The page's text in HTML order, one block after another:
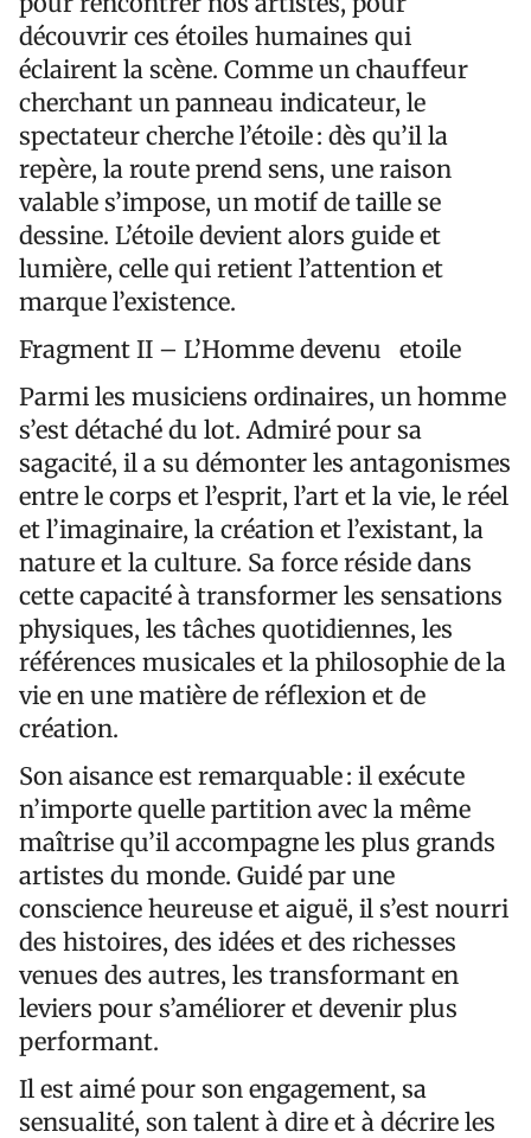
découvrir ces étoiles humaines qui
éclairent la scène. Comme un chauffeur
cherchant un panneau indicateur, le
spectateur cherche l’étoile : dès qu’il la
repère, la route prend sens, une raison
valable s’impose, un motif de taille se
dessine. L’étoile devient alors guide et
lumière, celle qui retient l’attention et
marque l’existence.
Fragment II – L’Homme devenu etoile
Parmi les musiciens ordinaires, un homme
s’est détaché du lot. Admiré pour sa
sagacité, il a su démonter les antagonismes
entre le corps et l’esprit, l’art et la vie, le réel
et l’imaginaire, la création et l’existant, la
nature et la culture. Sa force réside dans
cette capacité à transformer les sensations
physiques, les tâches quotidiennes, les
références musicales et la philosophie de la
vie en une matière de réflexion et de
création.
Son aisance est remarquable : il exécute
n’importe quelle partition avec la même
maîtrise qu’il accompagne les plus grands
artistes du monde. Guidé par une
conscience heureuse et aiguë, il s’est nourri
des histoires, des idées et des richesses
venues des autres, les transformant en
leviers pour s’améliorer et devenir plus
performant.
Il est aimé pour son engagement, sa
sensualité, son talent à dire et à décrire les